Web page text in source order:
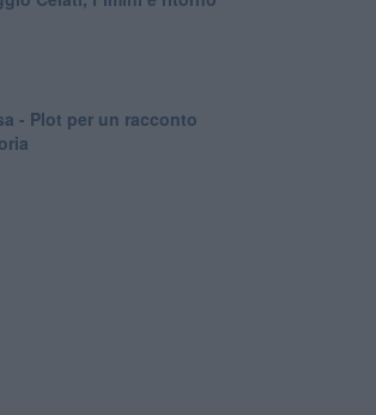
- Plot per un racconto